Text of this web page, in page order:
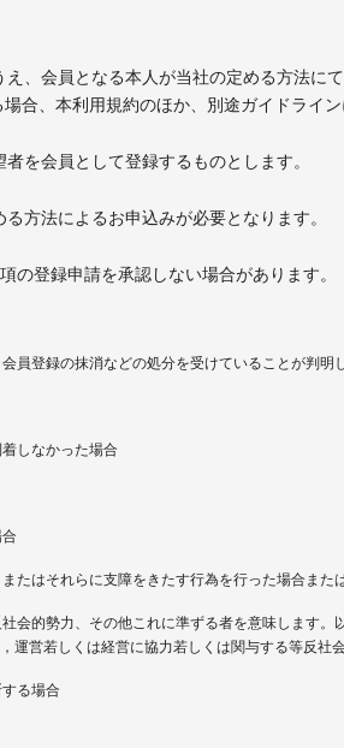
、会員となる本人が当社の定める方法に
合、本利用規約のほか、別途ガイドライ
を会員として登録するものとします。
方法によるお申込みが必要となります。
の登録申請を承認しない場合があります。
員登録の抹消などの処分を受けていることが判明
しなかった場合
たはそれらに支障をきたす行為を行った場合また
会的勢力、その他これに準ずる者を意味します。
運営若しくは経営に協力若しくは関与する等反
る場合